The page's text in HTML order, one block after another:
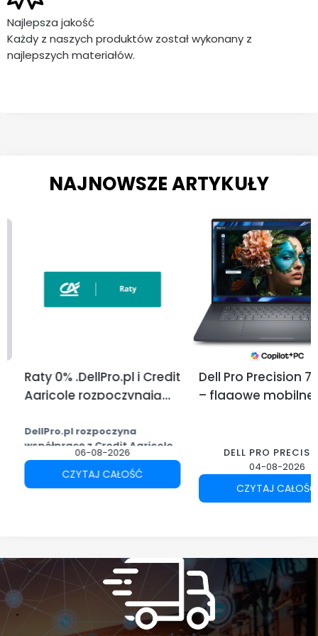
Najlepsza jakość
Każdy z naszych produktów został wykonany z
najlepszych materiałów.
NAJNOWSZE ARTYKUŁY
06-08-2026
Raty 0% .DellPro.pl i Credit
Agricole rozpoczynają
DellPro.pl rozpoczyna
współpracę z Credit Agricole.
Przez miesiąc raty 0%!
Mamy przyjemność
finansowania zakupów sprzętu IT.
Z okazji rozpoczęcia współpracy
przygotowaliśmy specjalną
promocję. Przez najbliższy
miesiąc wybrane zakupy można
CZYTAJ CAŁOŚĆ
DELL PRO
04-08-2026
Dell Pro Precision 7
– flagowe mobilne
CZYTAJ CAŁOŚĆ